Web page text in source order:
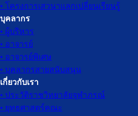
• โครงการเสวนาแลกเปลี่ยนเรียนรู้
บุคลากร
• ผู้บริหาร
• อาจารย์
• อาจารย์พิเศษ
• บุคลากรสายสนับสนุน
เกี่ยวกับเรา
• ประวัติราชวิทยาลัยจุฬาภรณ์
• ยุทธศาสตร์คณะ